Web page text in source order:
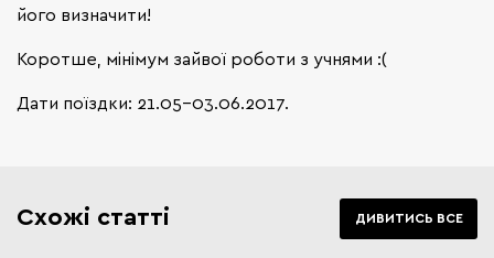
його визначити!
Коротше, мінімум зайвої роботи з учнями :(
Дати поїздки: 21.05-03.06.2017.
Схожі статті ДИВИТИСЬ ВСЕ